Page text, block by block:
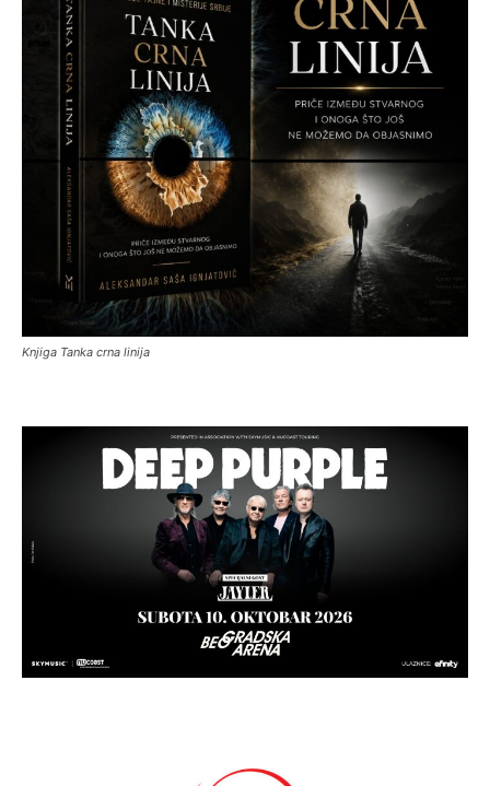
Knjiga Tanka crna linija